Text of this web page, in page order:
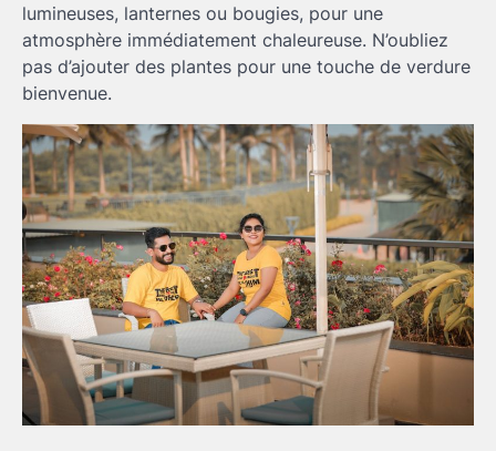
lumineuses, lanternes ou bougies, pour une
atmosphère immédiatement chaleureuse. N’oubliez
pas d’ajouter des plantes pour une touche de verdure
bienvenue.